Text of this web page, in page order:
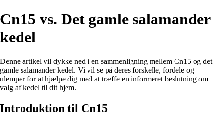
Cn15 vs. Det gamle salamander
kedel
Denne artikel vil dykke ned i en sammenligning mellem Cn15 og det
gamle salamander kedel. Vi vil se på deres forskelle, fordele og
ulemper for at hjælpe dig med at træffe en informeret beslutning om
valg af kedel til dit hjem.
Introduktion til Cn15